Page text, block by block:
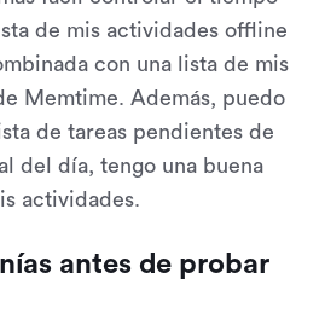
de mis actividades offline
con una lista de mis
Memtime. Además, puedo
de tareas pendientes de
del día, tengo una buena
actividades.
antes de probar